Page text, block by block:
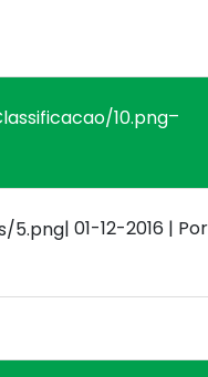
–
| 01-12-2016 |